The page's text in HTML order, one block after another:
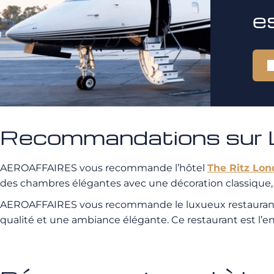
Recommandations sur
AEROAFFAIRES vous recommande l’hôtel The Ritz
des chambres élégantes avec une décoration
AEROAFFAIRES vous recommande le luxueux
qualité et une ambiance élégante. Ce restaurant est